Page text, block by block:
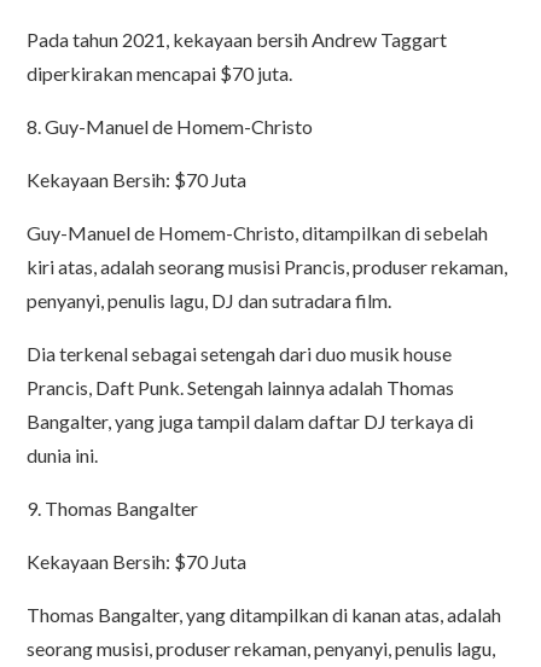
Pada tahun 2021, kekayaan bersih Andrew Taggart
diperkirakan mencapai $70 juta.
8. Guy-Manuel de Homem-Christo
Kekayaan Bersih: $70 Juta
Guy-Manuel de Homem-Christo, ditampilkan di sebelah
kiri atas, adalah seorang musisi Prancis, produser rekaman,
penyanyi, penulis lagu, DJ dan sutradara film.
Dia terkenal sebagai setengah dari duo musik house
Prancis, Daft Punk. Setengah lainnya adalah Thomas
Bangalter, yang juga tampil dalam daftar DJ terkaya di
dunia ini.
9. Thomas Bangalter
Kekayaan Bersih: $70 Juta
Thomas Bangalter, yang ditampilkan di kanan atas, adalah
seorang musisi, produser rekaman, penyanyi, penulis lagu,